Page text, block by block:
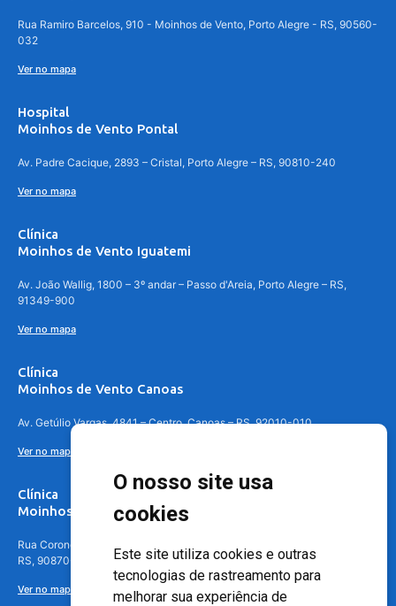
O nosso site usa
cookies
Este site utiliza cookies e outras
tecnologias de rastreamento para
melhorar sua experiência de
Rua Ramiro Barcelos, 910 - Moinhos de Vento, Porto Alegre - RS, 90560-
032
Ver no mapa
Hospital
Moinhos de Vento Pontal
Av. Padre Cacique, 2893 – Cristal, Porto Alegre – RS, 90810-240
Ver no mapa
Clínica
Moinhos de Vento Iguatemi
Av. João Wallig, 1800 – 3º andar – Passo d'Areia, Porto Alegre – RS,
91349-900
Ver no mapa
Clínica
Moinhos de Vento Canoas
Av. Getúlio Vargas, 4841 – Centro, Canoas – RS, 92010-010
Ver no mapa
Clínica
Moinhos de Vento - Teresópolis
Rua Coronel Aparício Borges, 250 - 3º andar - Teresópolis, Porto Alegre -
RS, 90870-016
Ver no mapa